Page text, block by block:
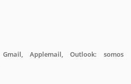
Applemail, Outlook: somos